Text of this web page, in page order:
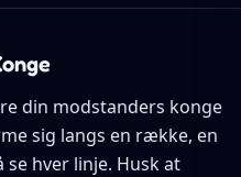
din modstanders konge
sig langs en række, en
se hver linje. Husk at